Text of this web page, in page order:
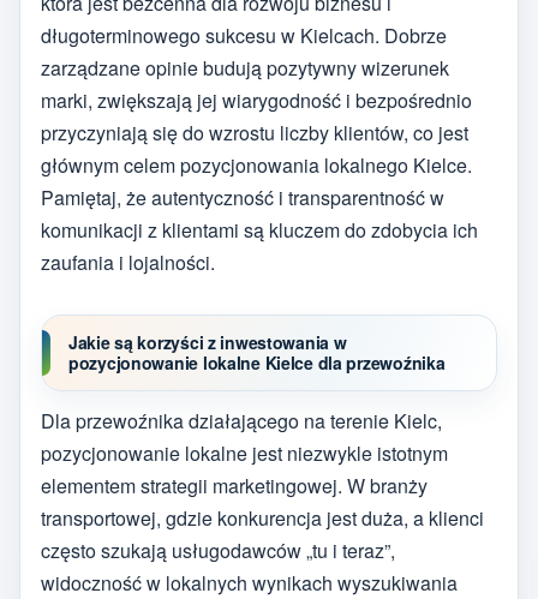
długoterminowego sukcesu w Kielcach. Dobrze
zarządzane opinie budują pozytywny wizerunek
marki, zwiększają jej wiarygodność i bezpośrednio
przyczyniają się do wzrostu liczby klientów, co jest
głównym celem pozycjonowania lokalnego Kielce.
Pamiętaj, że autentyczność i transparentność w
komunikacji z klientami są kluczem do zdobycia ich
zaufania i lojalności.
Jakie są korzyści z inwestowania w
pozycjonowanie lokalne Kielce dla przewoźnika
Dla przewoźnika działającego na terenie Kielc,
pozycjonowanie lokalne jest niezwykle istotnym
elementem strategii marketingowej. W branży
transportowej, gdzie konkurencja jest duża, a klienci
często szukają usługodawców „tu i teraz”,
widoczność w lokalnych wynikach wyszukiwania